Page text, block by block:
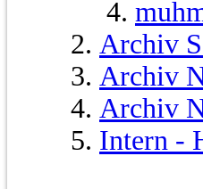
Archiv
Archiv
Archiv
Intern -